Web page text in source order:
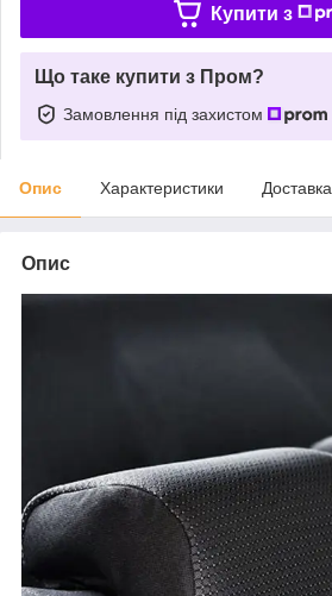
Купити з
Що таке купити з Пром?
Замовлення під захистом
Опис Характеристики Доставка
Опис